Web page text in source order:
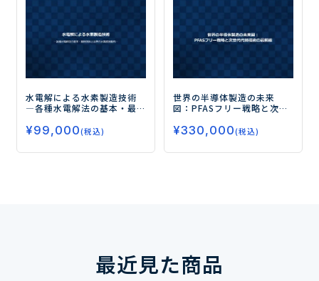
水電解による水素製造技術
―各種水電解法の基本・最
向―
¥99,000(税込)
世界の半導体製造の未来
図：PFASフリー戦略と次世
¥330,000(税込)
最近見た商品